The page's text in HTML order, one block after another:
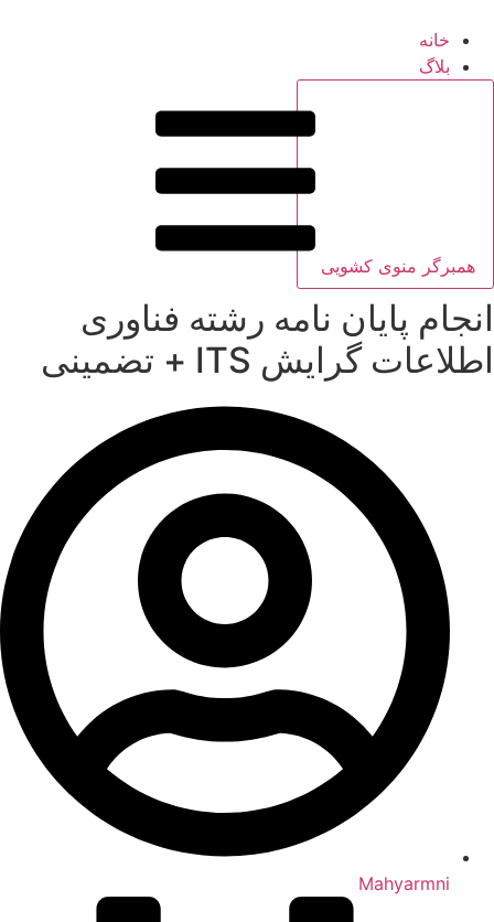
خانه
بلاگ
همبرگر منوی کشویی
انجام پایان نامه رشته فناوری
اطلاعات گرایش ITS + تضمینی
Mahyarmni